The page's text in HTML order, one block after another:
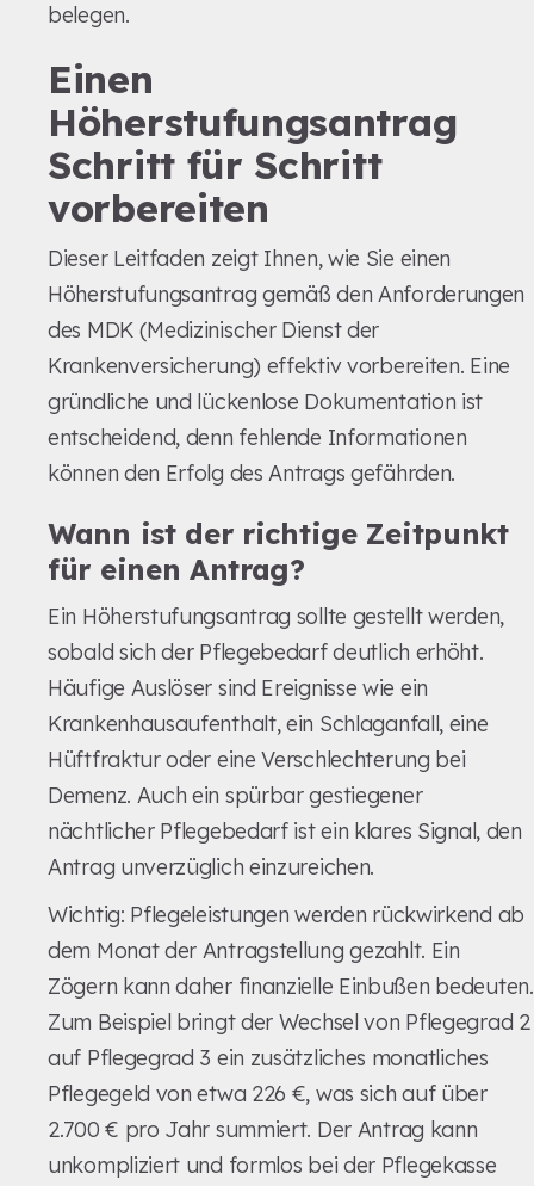
belegen.
Einen
Höherstufungsantrag
Schritt für Schritt
vorbereiten
Dieser Leitfaden zeigt Ihnen, wie Sie einen
Höherstufungsantrag gemäß den Anforderungen
des MDK (Medizinischer Dienst der
Krankenversicherung) effektiv vorbereiten. Eine
gründliche und lückenlose Dokumentation ist
entscheidend, denn fehlende Informationen
können den Erfolg des Antrags gefährden.
Wann ist der richtige Zeitpunkt
für einen Antrag?
Ein Höherstufungsantrag sollte gestellt werden,
sobald sich der Pflegebedarf deutlich erhöht.
Häufige Auslöser sind Ereignisse wie ein
Krankenhausaufenthalt, ein Schlaganfall, eine
Hüftfraktur oder eine Verschlechterung bei
Demenz. Auch ein spürbar gestiegener
nächtlicher Pflegebedarf ist ein klares Signal, den
Antrag unverzüglich einzureichen.
Wichtig: Pflegeleistungen werden rückwirkend ab
dem Monat der Antragstellung gezahlt. Ein
Zögern kann daher finanzielle Einbußen bedeuten.
Zum Beispiel bringt der Wechsel von Pflegegrad 2
auf Pflegegrad 3 ein zusätzliches monatliches
Pflegegeld von etwa 226 €, was sich auf über
2.700 € pro Jahr summiert. Der Antrag kann
unkompliziert und formlos bei der Pflegekasse